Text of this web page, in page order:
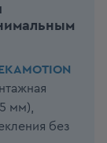
мм),
без